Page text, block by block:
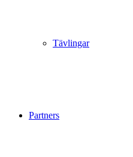
Tävlingar
Partners